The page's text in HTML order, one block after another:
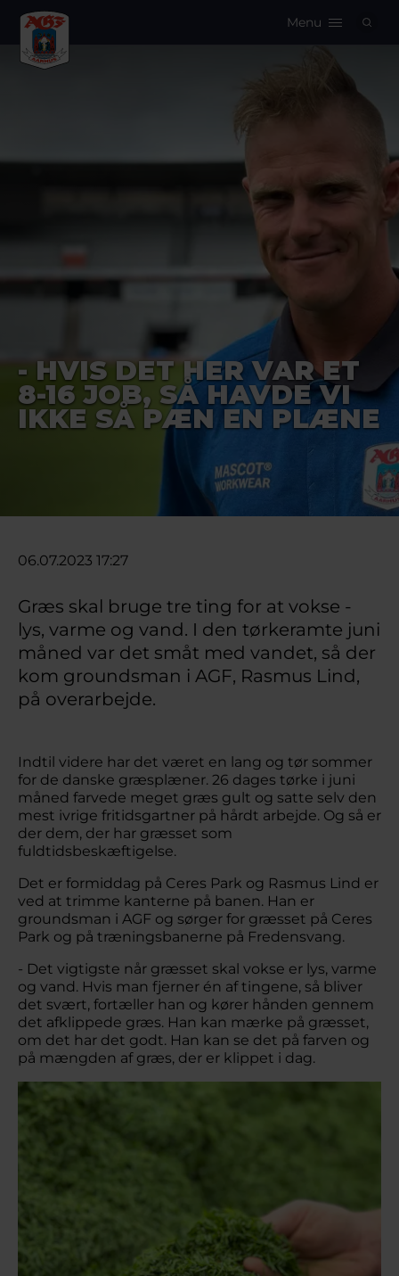
Menu
- HVIS DET HER VAR ET
8-16 JOB, SÅ HAVDE VI
IKKE SÅ PÆN EN PLÆNE
06.07.2023 17:27
Græs skal bruge tre ting for at vokse -
lys, varme og vand. I den tørkeramte juni
måned var det småt med vandet, så der
kom groundsman i AGF, Rasmus Lind,
på overarbejde.
Indtil videre har det været en lang og tør sommer
for de danske græsplæner. 26 dages tørke i juni
måned farvede meget græs gult og satte selv den
mest ivrige fritidsgartner på hårdt arbejde. Og så er
der dem, der har græsset som
fuldtidsbeskæftigelse.
Det er formiddag på Ceres Park og Rasmus Lind er
ved at trimme kanterne på banen. Han er
groundsman i AGF og sørger for græsset på Ceres
Park og på træningsbanerne på Fredensvang.
- Det vigtigste når græsset skal vokse er lys, varme
og vand. Hvis man fjerner én af tingene, så bliver
det svært, fortæller han og kører hånden gennem
det afklippede græs. Han kan mærke på græsset,
om det har det godt. Han kan se det på farven og
på mængden af græs, der er klippet i dag.